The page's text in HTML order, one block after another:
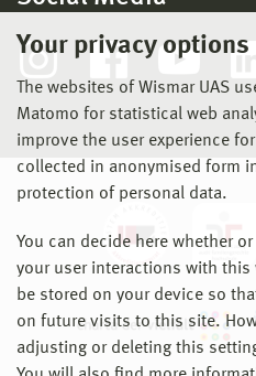
Your privacy options
The websites of Wismar UAS
Matomo for statistical web
improve the user experience
collected in anonymised form
protection of personal data.
You can decide here whether
your user interactions with
be stored on your device so
on future visits to this site.
adjusting or deleting this